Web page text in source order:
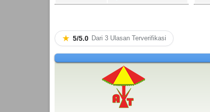
★ 5/5.0 Dari 3 Ulasan Terverifikasi